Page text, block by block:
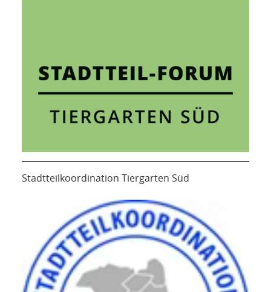
Stadtteilkoordination Tiergarten Süd